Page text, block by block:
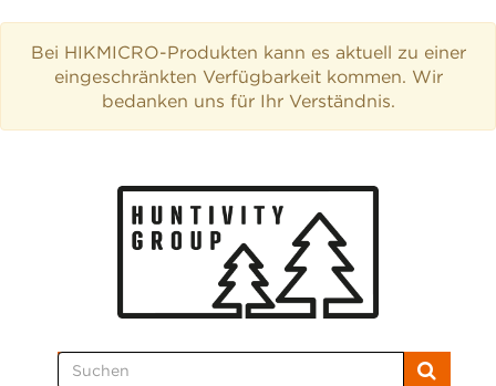
Bei HIKMICRO-Produkten kann es aktuell zu einer
eingeschränkten Verfügbarkeit kommen. Wir
bedanken uns für Ihr Verständnis.